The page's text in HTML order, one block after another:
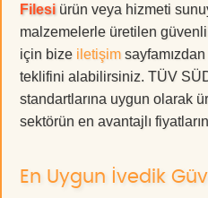
Filesi ürün veya hizmeti
malzemelerle üretilen
için bize iletişim
teklifini alabilirsiniz. TÜV
standartlarına uygun olarak
sektörün en avantajlı
En Uygun İvedik